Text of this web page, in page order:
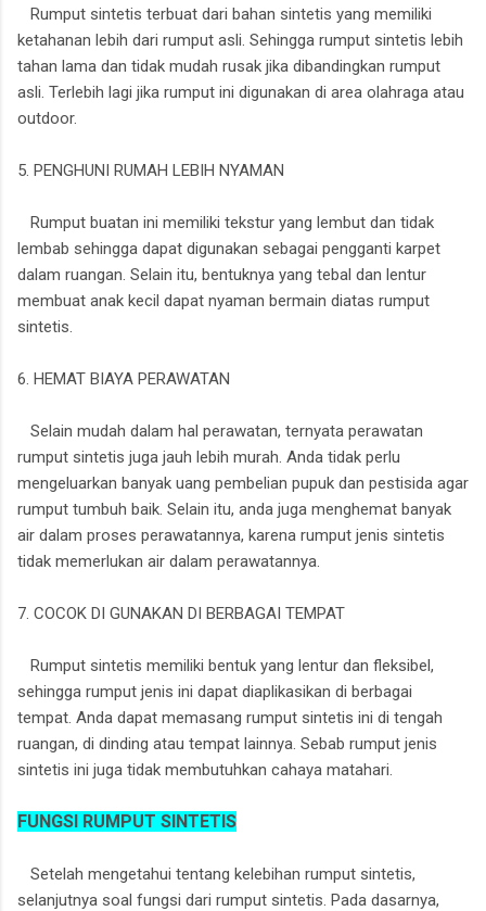
Rumput sintetis terbuat dari bahan sintetis yang memiliki
ketahanan lebih dari rumput asli. Sehingga rumput sintetis lebih
tahan lama dan tidak mudah rusak jika dibandingkan rumput
asli. Terlebih lagi jika rumput ini digunakan di area olahraga atau
outdoor.
5. PENGHUNI RUMAH LEBIH NYAMAN
Rumput buatan ini memiliki tekstur yang lembut dan tidak
lembab sehingga dapat digunakan sebagai pengganti karpet
dalam ruangan. Selain itu, bentuknya yang tebal dan lentur
membuat anak kecil dapat nyaman bermain diatas rumput
sintetis.
6. HEMAT BIAYA PERAWATAN
Selain mudah dalam hal perawatan, ternyata perawatan
rumput sintetis juga jauh lebih murah. Anda tidak perlu
mengeluarkan banyak uang pembelian pupuk dan pestisida agar
rumput tumbuh baik. Selain itu, anda juga menghemat banyak
air dalam proses perawatannya, karena rumput jenis sintetis
tidak memerlukan air dalam perawatannya.
7. COCOK DI GUNAKAN DI BERBAGAI TEMPAT
Rumput sintetis memiliki bentuk yang lentur dan fleksibel,
sehingga rumput jenis ini dapat diaplikasikan di berbagai
tempat. Anda dapat memasang rumput sintetis ini di tengah
ruangan, di dinding atau tempat lainnya. Sebab rumput jenis
sintetis ini juga tidak membutuhkan cahaya matahari.
FUNGSI RUMPUT SINTETIS
Setelah mengetahui tentang kelebihan rumput sintetis,
selanjutnya soal fungsi dari rumput sintetis. Pada dasarnya,